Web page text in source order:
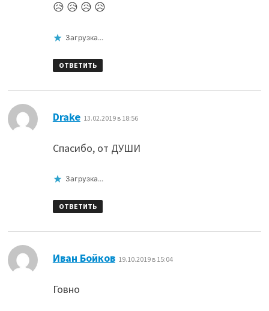
😥 😥 😥 😥
Загрузка...
ОТВЕТИТЬ
Drake: 13.02.2019 в 18:56
Спасибо, от ДУШИ
Загрузка...
ОТВЕТИТЬ
Иван Бойков: 19.10.2019 в 15:04
Говно